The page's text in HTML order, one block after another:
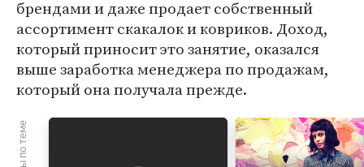
брендами и даже продает собственный
ассортимент скакалок и ковриков. Доход,
который приносит это занятие, оказался
выше заработка менеджера по продажам,
который она получала прежде.